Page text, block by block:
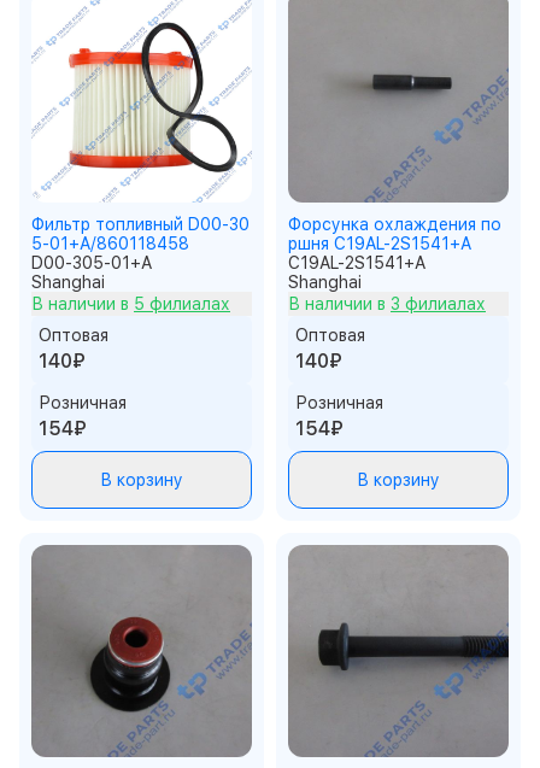
Фильтр топливный D00-30
5-01+A/860118458
D00-305-01+A
Shanghai
В наличии в 5 филиалах
Оптовая
140₽
Розничная
154₽
В корзину
Форсунка охлаждения по
ршня C19AL-2S1541+A
C19AL-2S1541+A
Shanghai
В наличии в 3 филиалах
Оптовая
140₽
Розничная
154₽
В корзину